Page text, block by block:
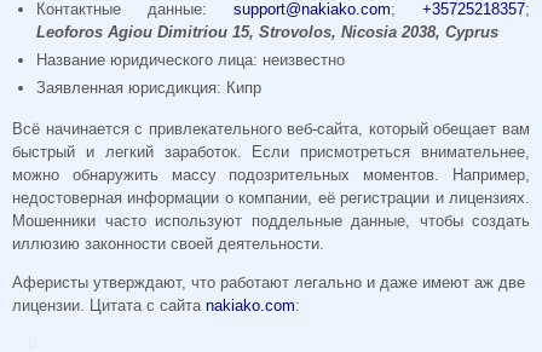
Контактные данные:support@nakiako.com;+35725218357;
Leoforos Agiou Dimitriou 15, Strovolos, Nicosia 2038, Cyprus
Название юридического лица: неизвестно
Заявленная юрисдикция: Кипр
Всё начинается с привлекательного веб-сайта, который обещает вам
быстрый и легкий заработок. Если присмотреться внимательнее,
можно обнаружить массу подозрительных моментов. Например,
недостоверная информации о компании, её регистрации и лицензиях.
Мошенники часто используют поддельные данные, чтобы создать
иллюзию законности своей деятельности.
Аферисты утверждают, что работают легально и даже имеют аж две
лицензии. Цитата с сайта nakiako.com: